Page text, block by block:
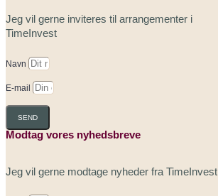
Jeg vil gerne inviteres til arrangementer i
TimeInvest
Navn
E-mail
SEND
Modtag vores nyhedsbreve
Jeg vil gerne modtage nyheder fra TimeInvest